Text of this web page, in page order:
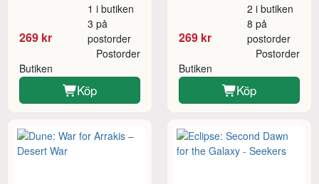
269 kr
1 i butiken
3 på
postorder
Butiken
Postorder
Köp
269 kr
2 i butiken
8 på
postorder
Butiken
Postorder
Köp